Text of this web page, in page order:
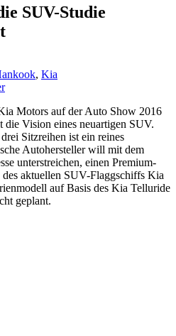
SUV-Studie
, Kia
Motors auf der Auto Show 2016
Vision eines neuartigen SUV.
Sitzreihen ist ein reines
Autohersteller will mit dem
unterstreichen, einen Premium-
aktuellen SUV-Flaggschiffs Kia
auf Basis des Kia Telluride
geplant.